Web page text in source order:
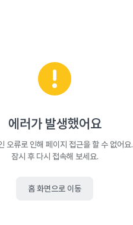
에러가 발생했어요
오류로 인해 페이지 접근을 할 수 없어요.
잠시 후 다시 접속해 보세요.
홈 화면으로 이동